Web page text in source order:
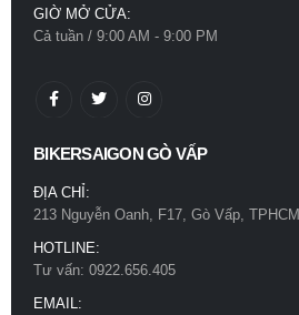
0out of 5
780.000 ₫
GIỜ MỞ CỬA:
Cả tuần / 9:00 AM - 9:00 PM
BIKERSAIGON GÒ VẤP
ĐỊA CHỈ:
213 Nguyễn Oanh, F17, Gò Vấp, TPHCM
HOTLINE:
Tư vấn: 0922.656.405
EMAIL: